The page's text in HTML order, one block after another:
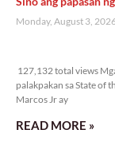
Monday, August 3,
127,132 total views
palakpakan sa State of
Marcos Jr ay
READ MORE »